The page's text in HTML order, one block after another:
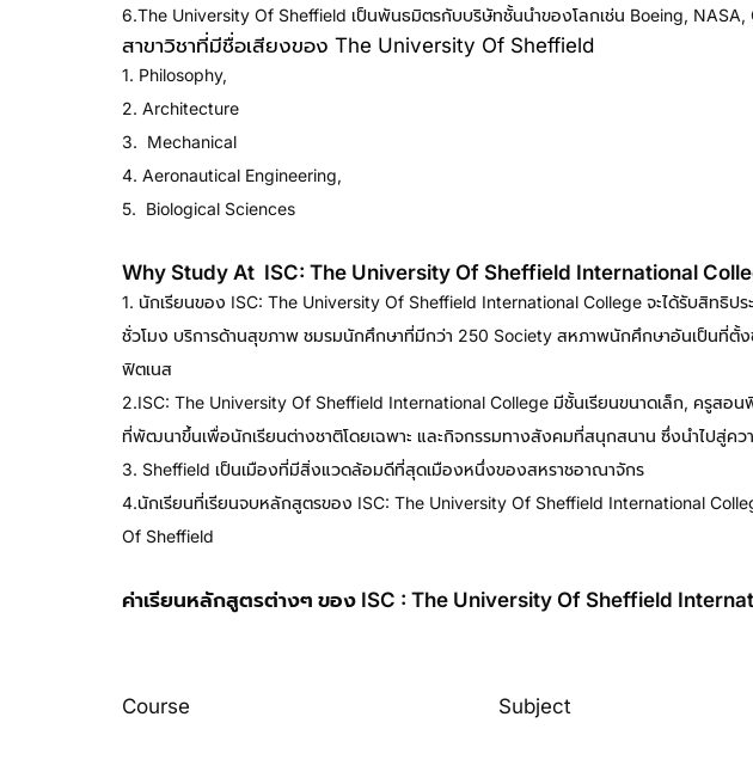
6.The University Of Sheffield เป็นพันธมิตรกับบริษัทชั้นนำของโลกเช่น Boeing, NASA,
สาขาวิชาที่มีชื่อเสียงของ The University Of Sheffield
1. Philosophy,
2. Architecture
3. Mechanical
4. Aeronautical Engineering,
5. Biological Sciences
Why Study At ISC: The University Of Sheffield International
1. นักเรียนของ ISC: The University Of Sheffield International College จะได้รับสิทธิป
ชั่วโมง บริการด้านสุขภาพ ชมรมนักศึกษาที่มีกว่า 250 Society สหภาพนักศึกษาอันเป็นที่ตั้
ฟิตเนส
2.ISC: The University Of Sheffield International College มีชั้นเรียนขนาดเล็ก, ครูสอ
ที่พัฒนาขึ้นเพื่อนักเรียนต่างชาติโดยเฉพาะ และกิจกรรมทางสังคมที่สนุกสนาน ซึ่งนำไปสู่คว
3. Sheffield เป็นเมืองที่มีสิ่งแวดล้อมดีที่สุดเมืองหนึ่งของสหราชอาณาจักร
4.นักเรียนที่เรียนจบหลักสูตรของ ISC: The University Of Sheffield International
Of Sheffield
ค่าเรียนหลักสูตรต่างๆ ของ ISC : The University Of Sheffield
Course Subject